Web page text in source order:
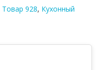
Товар 928, Кухонный